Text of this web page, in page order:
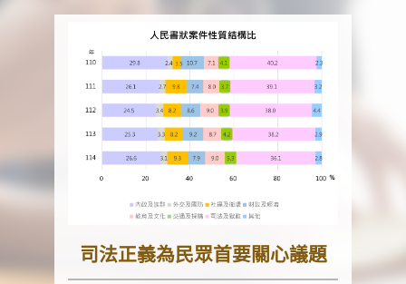
司法正義為民眾首要關心議題